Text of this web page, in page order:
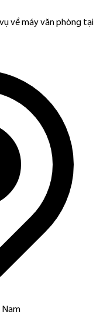
về máy văn phòng tại
Nam